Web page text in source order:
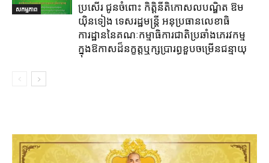
សកម្មភាព
ប្រសើរ ជូនចំពោះ កិត្តិនីតិកោសលបណ្ឌិត ឱម
យ៉ិនទៀង ទេសរដ្ឋមន្រ្តី អនុប្រធានលេខាធិ
ការដ្ឋាននៃគណៈកម្មាធិការជាតិប្រឆាំងភេរវកម្ម
ក្នុងឱកាសដ៏នក្ខត្តឬក្សប្រារព្ធខួបចម្រើនជន្មាយុ